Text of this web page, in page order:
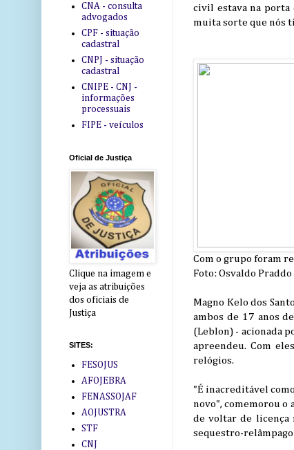
civil estava na porta
muita sorte que nós
Com o grupo foram
Foto: Osvaldo
Magno Kelo dos
ambos de 17 anos
(Leblon) - acionada
apreendeu. Com
relógios.
"É inacreditável
novo", comemorou o
de voltar de licença
sequestro-
CNA - consulta
advogados
CPF - situação
cadastral
CNPJ - situação
cadastral
CNIPE - CNJ -
informações
processuais
FIPE - veículos
Oficial de Justiça
Clique na imagem e
veja as atribuições
dos oficiais de
Justiça
SITES:
FESOJUS
AFOJEBRA
FENASSOJAF
AOJUSTRA
STF
CNJ